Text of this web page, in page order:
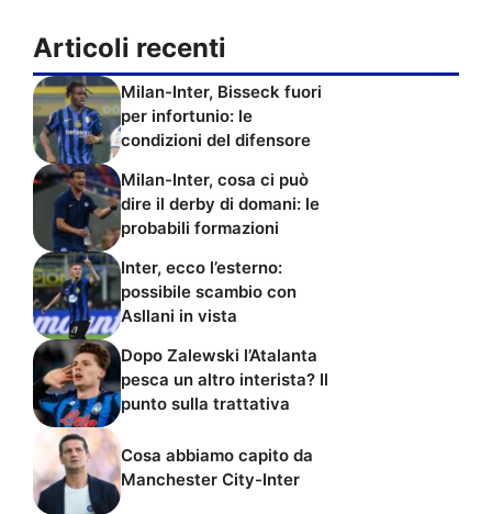
Articoli recenti
Milan-Inter, Bisseck fuori
per infortunio: le
condizioni del difensore
Milan-Inter, cosa ci può
dire il derby di domani: le
probabili formazioni
Inter, ecco l’esterno:
possibile scambio con
Asllani in vista
Dopo Zalewski l’Atalanta
pesca un altro interista? Il
punto sulla trattativa
Cosa abbiamo capito da
Manchester City-Inter